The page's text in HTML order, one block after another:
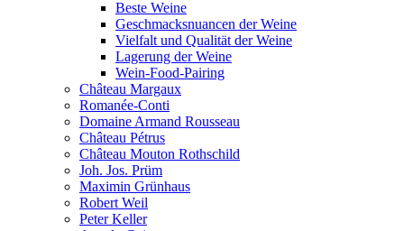
Beste Weine
Geschmacksnuancen der Weine
Vielfalt und Qualität der Weine
Lagerung der Weine
Wein-Food-Pairing
Château Margaux
Romanée-Conti
Domaine Armand Rousseau
Château Pétrus
Château Mouton Rothschild
Joh. Jos. Prüm
Maximin Grünhaus
Robert Weil
Peter Keller